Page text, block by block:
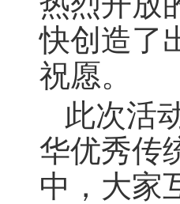
快创造了
祝愿。
此次活
华优秀传
中，大家